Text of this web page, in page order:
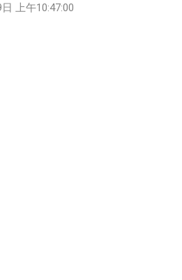
上午10:47:00